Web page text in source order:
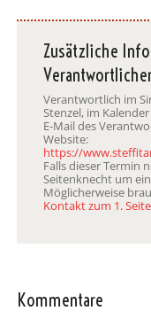
Zusätzliche
Verantwortlich im
Stenzel, im
E-Mail des
Website:
https://
Falls dieser Termin
Seitenknecht um
Möglicherweise
Kontakt zum 1.
Kommentare